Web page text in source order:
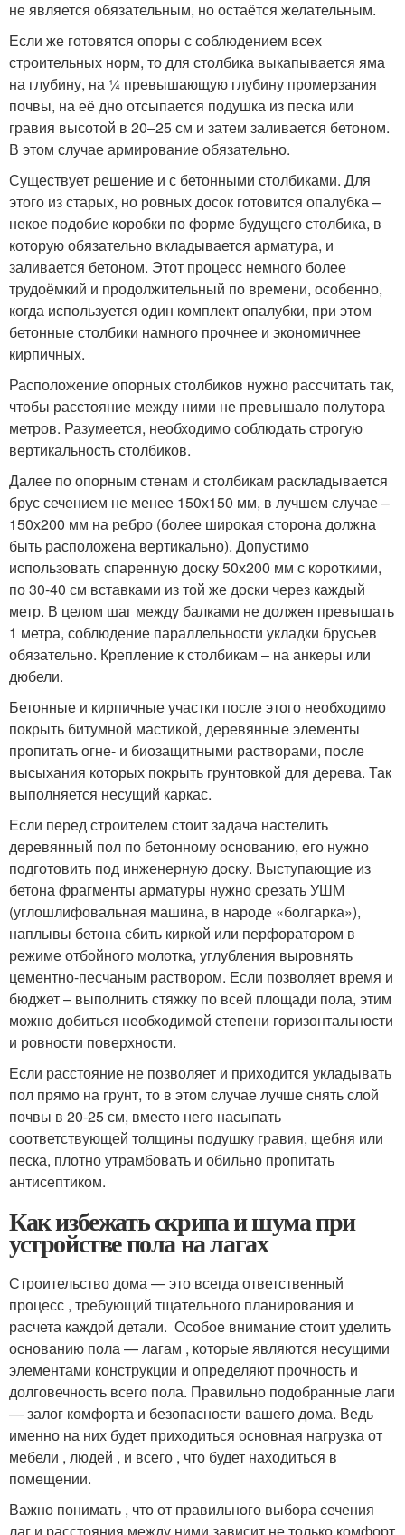
не является обязательным, но остаётся желательным.
Если же готовятся опоры с соблюдением всех
строительных норм, то для столбика выкапывается яма
на глубину, на ¼ превышающую глубину промерзания
почвы, на её дно отсыпается подушка из песка или
гравия высотой в 20–25 см и затем заливается бетоном.
В этом случае армирование обязательно.
Существует решение и с бетонными столбиками. Для
этого из старых, но ровных досок готовится опалубка –
некое подобие коробки по форме будущего столбика, в
которую обязательно вкладывается арматура, и
заливается бетоном. Этот процесс немного более
трудоёмкий и продолжительный по времени, особенно,
когда используется один комплект опалубки, при этом
бетонные столбики намного прочнее и экономичнее
кирпичных.
Расположение опорных столбиков нужно рассчитать так,
чтобы расстояние между ними не превышало полутора
метров. Разумеется, необходимо соблюдать строгую
вертикальность столбиков.
Далее по опорным стенам и столбикам раскладывается
брус сечением не менее 150х150 мм, в лучшем случае –
150х200 мм на ребро (более широкая сторона должна
быть расположена вертикально). Допустимо
использовать спаренную доску 50х200 мм с короткими,
по 30-40 см вставками из той же доски через каждый
метр. В целом шаг между балками не должен превышать
1 метра, соблюдение параллельности укладки брусьев
обязательно. Крепление к столбикам – на анкеры или
дюбели.
Бетонные и кирпичные участки после этого необходимо
покрыть битумной мастикой, деревянные элементы
пропитать огне- и биозащитными растворами, после
высыхания которых покрыть грунтовкой для дерева. Так
выполняется несущий каркас.
Если перед строителем стоит задача настелить
деревянный пол по бетонному основанию, его нужно
подготовить под инженерную доску. Выступающие из
бетона фрагменты арматуры нужно срезать УШМ
(углошлифовальная машина, в народе «болгарка»),
наплывы бетона сбить киркой или перфоратором в
режиме отбойного молотка, углубления выровнять
цементно-песчаным раствором. Если позволяет время и
бюджет – выполнить стяжку по всей площади пола, этим
можно добиться необходимой степени горизонтальности
и ровности поверхности.
Если расстояние не позволяет и приходится укладывать
пол прямо на грунт, то в этом случае лучше снять слой
почвы в 20-25 см, вместо него насыпать
соответствующей толщины подушку гравия, щебня или
песка, плотно утрамбовать и обильно пропитать
антисептиком.
Как избежать скрипа и шума при
устройстве пола на лагах
Строительство дома — это всегда ответственный
процесс , требующий тщательного планирования и
расчета каждой детали. ️ Особое внимание стоит уделить
основанию пола — лагам , которые являются несущими
элементами конструкции и определяют прочность и
долговечность всего пола. Правильно подобранные лаги
— залог комфорта и безопасности вашего дома. Ведь
именно на них будет приходиться основная нагрузка от
мебели , людей , и всего , что будет находиться в
помещении.
Важно понимать , что от правильного выбора сечения